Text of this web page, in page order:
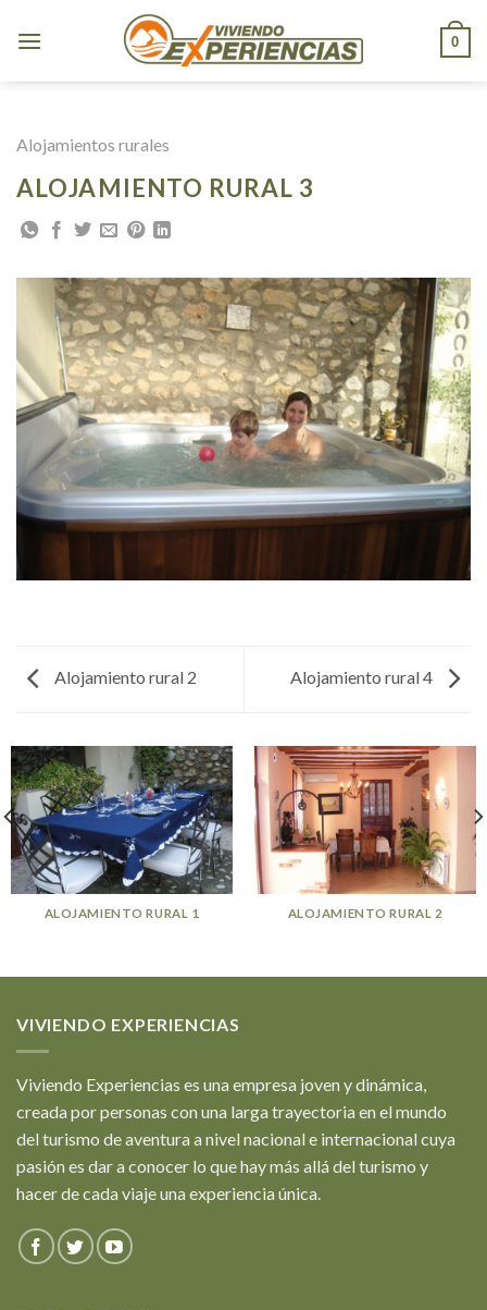
0
Alojamientos rurales
ALOJAMIENTO RURAL 3
Alojamiento rural 2 Alojamiento rural 4
ALOJAMIENTO RURAL 1 ALOJAMIENTO RURAL 2
VIVIENDO EXPERIENCIAS
Viviendo Experiencias es una empresa joven y dinámica,
creada por personas con una larga trayectoria en el mundo
del turismo de aventura a nivel nacional e internacional cuya
pasión es dar a conocer lo que hay más allá del turismo y
hacer de cada viaje una experiencia única.